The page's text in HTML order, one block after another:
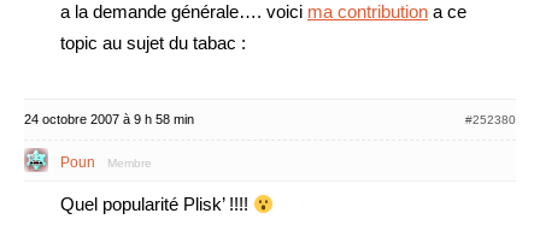
a la demande générale…. voici ma contribution a ce
topic au sujet du tabac :
24 octobre 2007 à 9 h 58 min #252380
Poun Membre
Quel popularité Plisk’ !!!!